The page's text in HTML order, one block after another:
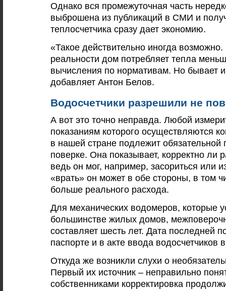
Однако вся промежуточная часть
выброшена из публикаций в СМИ и
теплосчетчика сразу дает экономию.
«Такое действительно иногда возможно.
реальности дом потребляет тепла
вычисления по нормативам. Но бывает
добавляет Антон Белов.
Водосчетчики разрешили не
А вот это точно неправда. Любой
показаниям которого осуществляются
в нашей стране подлежит обязательной
поверке. Она показывает, корректно ли
ведь он мог, например, засориться или
«врать» он может в обе стороны, в том
больше реального расхода.
Для механических водомеров, которые
большинстве жилых домов,
составляет шесть лет. Дата последней
паспорте и в акте ввода водосчетчиков
Откуда же возникли слухи о
Первый их источник – неправильно
собственниками корректировка